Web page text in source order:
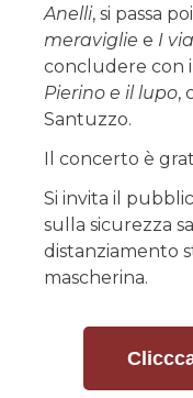
Anelli, si passa
meraviglie e I
concludere con
Pierino e il lupo,
Santuzzo.
Il concerto è
Si invita il
sulla sicurezza
distanziamento
mascherina.